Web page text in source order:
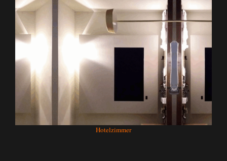
Hotelzimmer